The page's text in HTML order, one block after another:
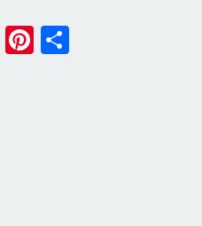
Telegram
Pinterest